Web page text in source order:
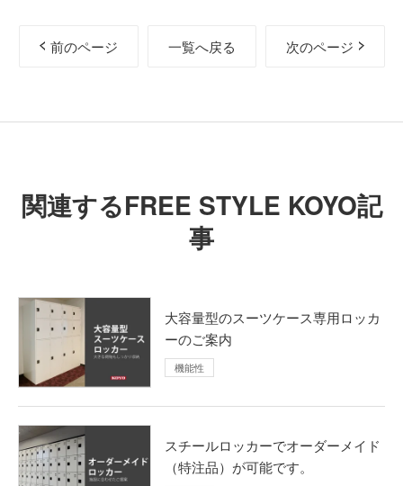
前のページ 一覧へ戻る 次のページ
関連するFREE STYLE KOYO記
事
⼤容量型のスーツケース専用ロッカ
ーのご案内
機能性
スチールロッカーでオーダーメイド
（特注品）が可能です。